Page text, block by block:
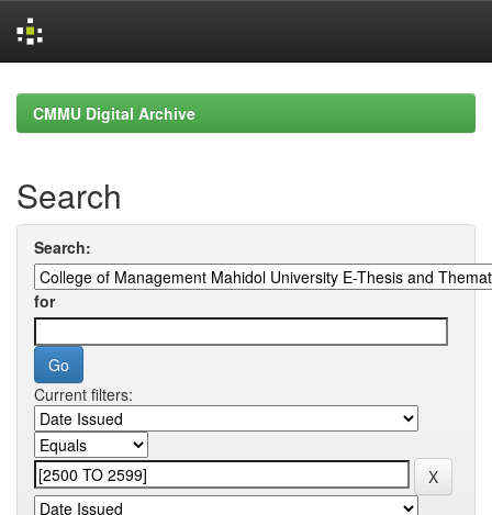
navigationCMMU Digital Archive
Search
Search:
for
Current filters: